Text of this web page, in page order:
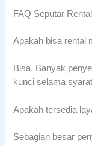
FAQ Seputar
Apakah bisa rental
Bisa. Banyak
kunci selama
Apakah tersedia
Sebagian besar